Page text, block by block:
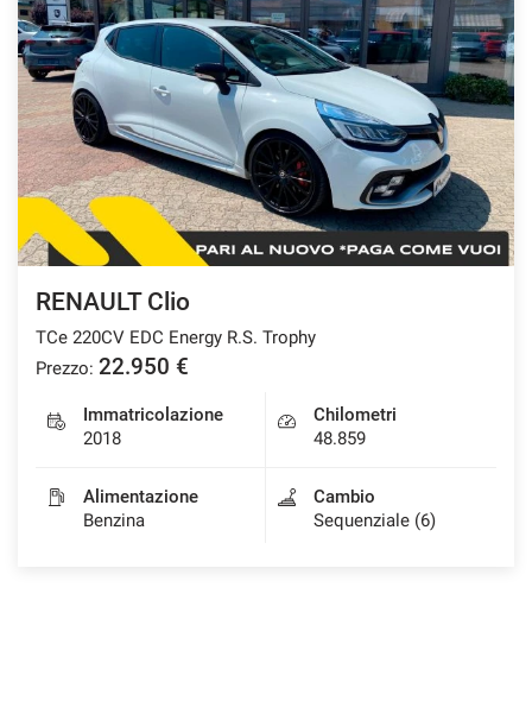
RENAULT Clio
TCe 220CV EDC Energy R.S. Trophy
Prezzo: 22.950 €
Immatricolazione
2018
Chilometri
48.859
Alimentazione
Benzina
Cambio
Sequenziale (6)